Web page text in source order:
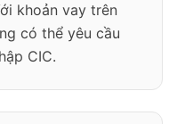
khoản vay trên
có thể yêu cầu
CIC.